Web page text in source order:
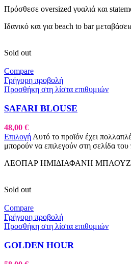
Πρόσθεσε oversized γυαλιά και
Ιδανικό και για beach to bar
Sold out
Compare
Γρήγορη προβολή
Προσθήκη στη λίστα επιθυμιών
SAFARI BLOUSE
48,00 €
Επιλογή Αυτό το προϊόν έχει
μπορούν να επιλεγούν στη σελίδα του
ΛΕΟΠΑΡ ΗΜΙΔΙΑΦΑΝΗ
Sold out
Compare
Γρήγορη προβολή
Προσθήκη στη λίστα επιθυμιών
GOLDEN HOUR